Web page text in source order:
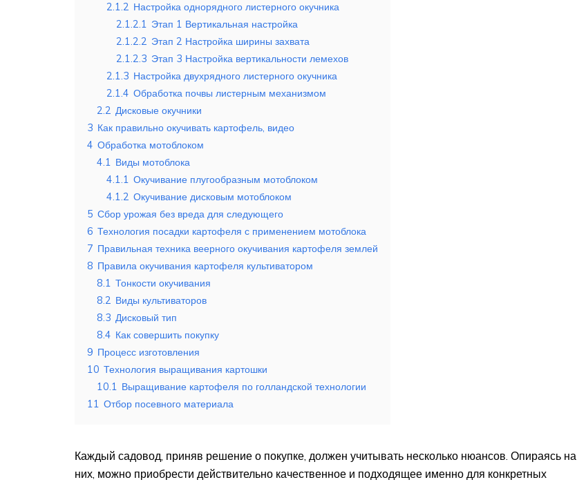
2.1.2 Настройка однорядного листерного окучника
2.1.2.1 Этап 1 Вертикальная настройка
2.1.2.2 Этап 2 Настройка ширины захвата
2.1.2.3 Этап 3 Настройка вертикальности лемехов
2.1.3 Настройка двухрядного листерного окучника
2.1.4 Обработка почвы листерным механизмом
2.2 Дисковые окучники
3 Как правильно окучивать картофель, видео
4 Обработка мотоблоком
4.1 Виды мотоблока
4.1.1 Окучивание плугообразным мотоблоком
4.1.2 Окучивание дисковым мотоблоком
5 Сбор урожая без вреда для следующего
6 Технология посадки картофеля с применением мотоблока
7 Правильная техника веерного окучивания картофеля землей
8 Правила окучивания картофеля культиватором
8.1 Тонкости окучивания
8.2 Виды культиваторов
8.3 Дисковый тип
8.4 Как совершить покупку
9 Процесс изготовления
10 Технология выращивания картошки
10.1 Выращивание картофеля по голландской технологии
11 Отбор посевного материала
Каждый садовод, приняв решение о покупке, должен учитывать несколько нюансов. Опираясь на
них, можно приобрести действительно качественное и подходящее именно для конкретных